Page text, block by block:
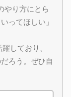
やり方にとら
ってほしい」
しており、
ろう。ぜひ自